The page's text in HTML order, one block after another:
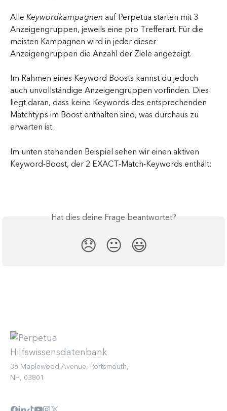
Alle Keywordkampagnen auf Perpetua starten mit 3
Anzeigengruppen, jeweils eine pro Trefferart. Für die
meisten Kampagnen wird in jeder dieser
Anzeigengruppen die Anzahl der Ziele angezeigt.
Im Rahmen eines Keyword Boosts kannst du jedoch
auch unvollständige Anzeigengruppen vorfinden. Dies
liegt daran, dass keine Keywords des entsprechenden
Matchtyps im Boost enthalten sind, was durchaus zu
erwarten ist.
Im unten stehenden Beispiel sehen wir einen aktiven
Keyword-Boost, der 2 EXACT-Match-Keywords enthält:
Hat dies deine Frage beantwortet?
😞 😐 😃
36 Maplewood Avenue, Portsmouth,
NH, 03801